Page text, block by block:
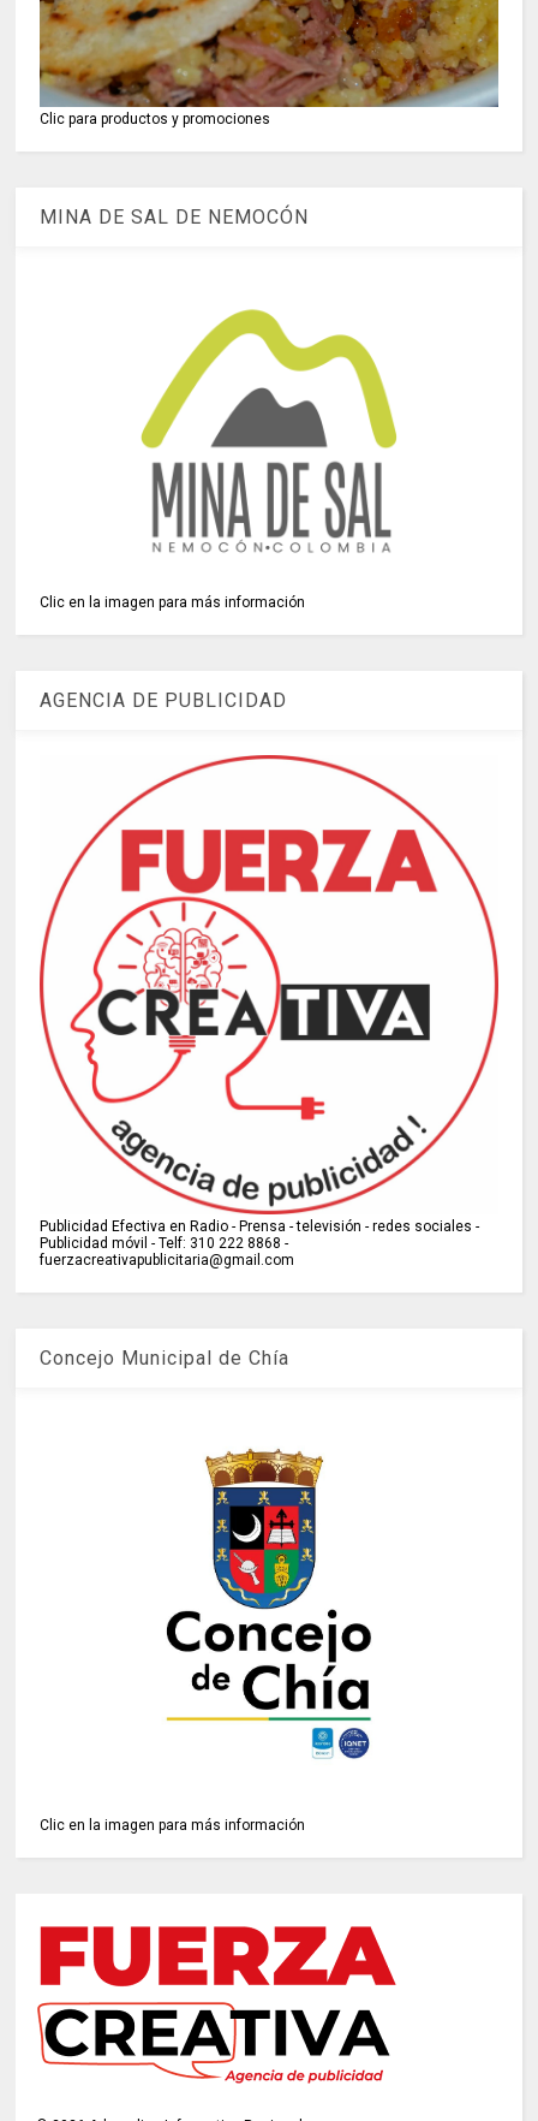
Clic para productos y promociones
MINA DE SAL DE NEMOCÓN
Clic en la imagen para más información
AGENCIA DE PUBLICIDAD
Publicidad Efectiva en Radio - Prensa - televisión - redes sociales -
Publicidad móvil - Telf: 310 222 8868 -
fuerzacreativapublicitaria@gmail.com
Concejo Municipal de Chía
Clic en la imagen para más información